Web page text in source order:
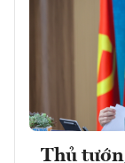
Thủ